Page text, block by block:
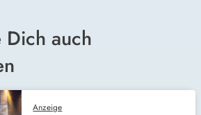
Dich auch
Anzeige